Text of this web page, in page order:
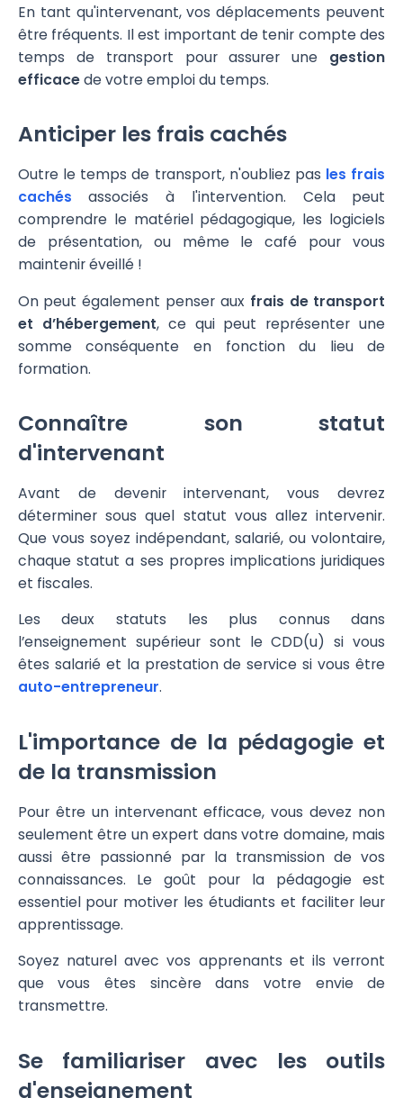
En tant qu'intervenant, vos déplacements peuvent
être fréquents. Il est important de tenir compte des
temps de transport pour assurer une gestion
efficacede votre emploi du temps.
Anticiper les frais cachés
Outre le temps de transport, n'oubliez pas les frais
cachés associés à l'intervention. Cela peut
comprendre le matériel pédagogique, les logiciels
de présentation, ou même le café pour vous
maintenir éveillé !
On peut également penser aux frais de transport
et d’hébergement, ce qui peut représenter une
somme conséquente en fonction du lieu de
formation.
Connaître son statut
d'intervenant
Avant de devenir intervenant, vous devrez
déterminer sous quel statut vous allez intervenir.
Que vous soyez indépendant, salarié, ou volontaire,
chaque statut a ses propres implications juridiques
et fiscales.
Les deux statuts les plus connus dans
l’enseignement supérieur sont le CDD(u) si vous
êtes salarié et la prestation de service si vous être
auto-entrepreneur.
L'importance de la pédagogie et
de la transmission
Pour être un intervenant efficace, vous devez non
seulement être un expert dans votre domaine, mais
aussi être passionné par la transmission de vos
connaissances. Le goût pour la pédagogie est
essentiel pour motiver les étudiants et faciliter leur
apprentissage.
Soyez naturel avec vos apprenants et ils verront
que vous êtes sincère dans votre envie de
transmettre.
Se familiariser avec les outils
d'enseignement